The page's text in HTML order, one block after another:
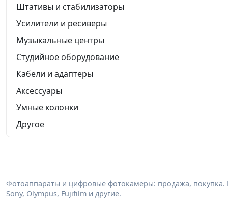
Штативы и стабилизаторы
Усилители и ресиверы
Музыкальные центры
Студийное оборудование
Кабели и адаптеры
Аксессуары
Умные колонки
Другое
Фотоаппараты и цифровые фотокамеры: продажа, покупка.
Sony, Olympus, Fujifilm и другие.